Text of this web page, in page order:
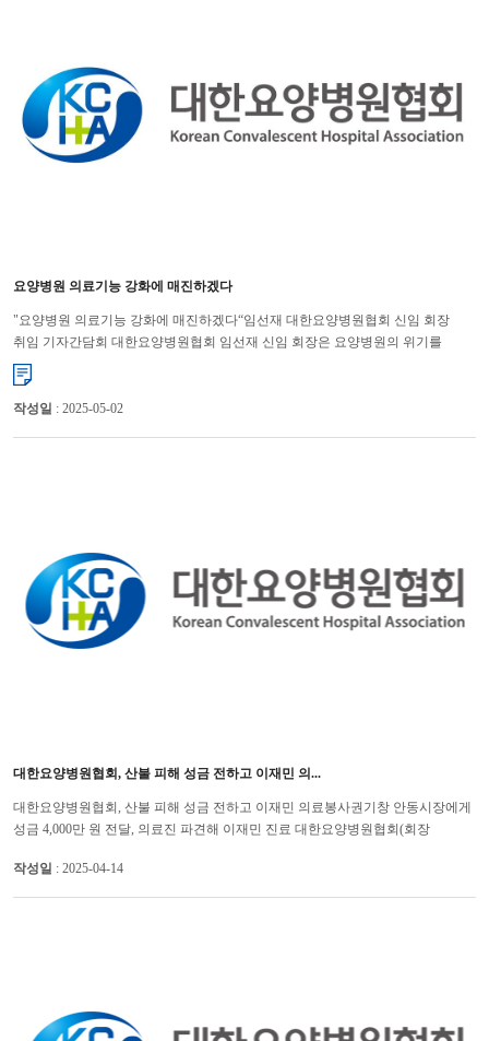
요양병원 의료기능 강화에 매진하겠다
"요양병원 의료기능 강화에 매진하겠다“임선재 대한요양병원협회 신임 회장
취임 기자간담회 대한요양병원협회 임선재 신임 회장은 요양병원의 위기를
타개하기 위해 앞으로 의료기능을 강화해 나가겠다고 강조했다...
작성일 : 2025-05-02
대한요양병원협회, 산불 피해 성금 전하고 이재민 의...
대한요양병원협회, 산불 피해 성금 전하고 이재민 의료봉사권기창 안동시장에게
성금 4,000만 원 전달, 의료진 파견해 이재민 진료 대한요양병원협회(회장
작성일 : 2025-04-14